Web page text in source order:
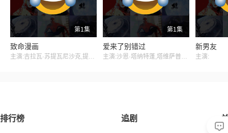
第1集
致命漫画
主演:吉拉瓦·苏提瓦尼沙克,提拉得·威提帕尼,钟朋·阿卢迪吉朋
第1集
爱来了别错过
主演:沙恩·塔纳特蓬,塔维萨普马尼
新男友
主演:
排行榜 追剧